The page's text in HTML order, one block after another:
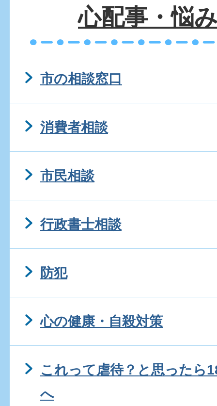
木更津市内に防犯カメラは
か?
木更津市ではどのような防
ますか?
防犯のため防犯灯の設置を
クーリングオフの方法を教
ますか?
法律相談はいつ、やってい
心配事・悩
市の相談窓口
消費者相談
市民相談
行政書士相談
防犯
心の健康・自殺対策
これって虐待？と思ったら
へ